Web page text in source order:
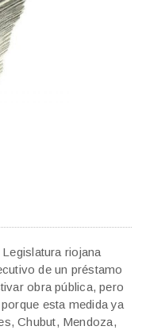
riojana
de un préstamo
obra pública, pero
esta medida ya
Chubut, Mendoza,